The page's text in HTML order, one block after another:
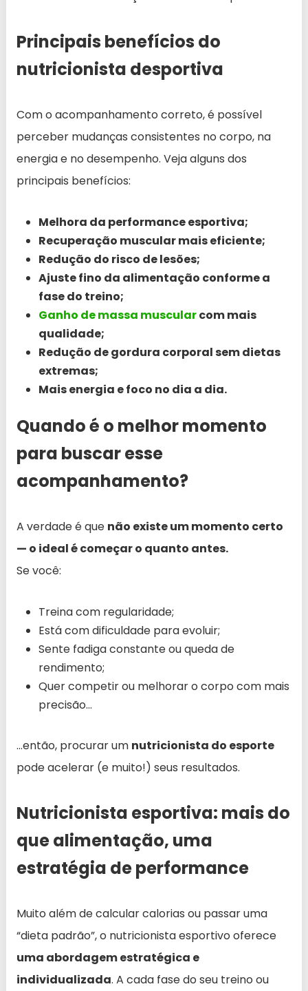
Principais benefícios do
nutricionista desportiva
Com o acompanhamento correto, é possível
perceber mudanças consistentes no corpo, na
energia e no desempenho. Veja alguns dos
principais benefícios:
Melhora da performance esportiva;
Recuperação muscular mais eficiente;
Redução do risco de lesões;
Ajuste fino da alimentação conforme a
fase do treino;
Ganho de massa muscularcom mais
qualidade;
Redução de gordura corporal sem dietas
extremas;
Mais energia e foco no dia a dia.
Quando é o melhor momento
para buscar esse
acompanhamento?
A verdade é que não existe um momento certo
— o ideal é começar o quanto antes.
Se você:
Treina com regularidade;
Está com dificuldade para evoluir;
Sente fadiga constante ou queda de
rendimento;
Quer competir ou melhorar o corpo com mais
precisão…
…então, procurar um nutricionista do esporte
pode acelerar (e muito!) seus resultados.
Nutricionista esportiva: mais do
que alimentação, uma
estratégia de performance
Muito além de calcular calorias ou passar uma
“dieta padrão”, o nutricionista esportivo oferece
uma abordagem estratégica e
individualizada. A cada fase do seu treino ou